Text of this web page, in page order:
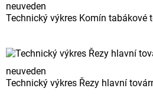
neuveden
Technický výkres Komín tabákové
neuveden
Technický výkres Řezy hlavní